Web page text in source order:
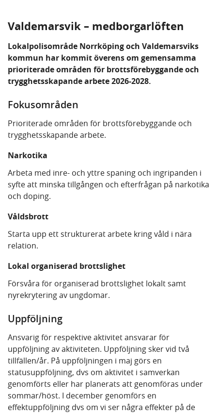
Valdemarsvik – medborgarlöften
Lokalpolisområde Norrköping och Valdemarsviks
kommun har kommit överens om gemensamma
prioriterade områden för brottsförebyggande och
trygghetsskapande arbete 2026-2028.
Fokusområden
Prioriterade områden för brottsförebyggande och
trygghetsskapande arbete.
Narkotika
Arbeta med inre- och yttre spaning och ingripanden i
syfte att minska tillgången och efterfrågan på narkotika
och doping.
Våldsbrott
Starta upp ett strukturerat arbete kring våld i nära
relation.
Lokal organiserad brottslighet
Försvåra för organiserad brottslighet lokalt samt
nyrekrytering av ungdomar.
Uppföljning
Ansvarig för respektive aktivitet ansvarar för
uppföljning av aktiviteten. Uppföljning sker vid två
tillfällen/år. På uppföljningen i maj görs en
statusuppföljning, dvs om aktivitet i samverkan
genomförts eller har planerats att genomföras under
sommar/höst. I december genomförs en
effektuppföljning dvs om vi ser några effekter på de